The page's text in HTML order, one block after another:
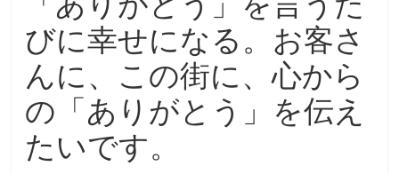
びに幸せになる。お客さ
んに、この街に、心から
の「ありがとう」を伝え
たいです。